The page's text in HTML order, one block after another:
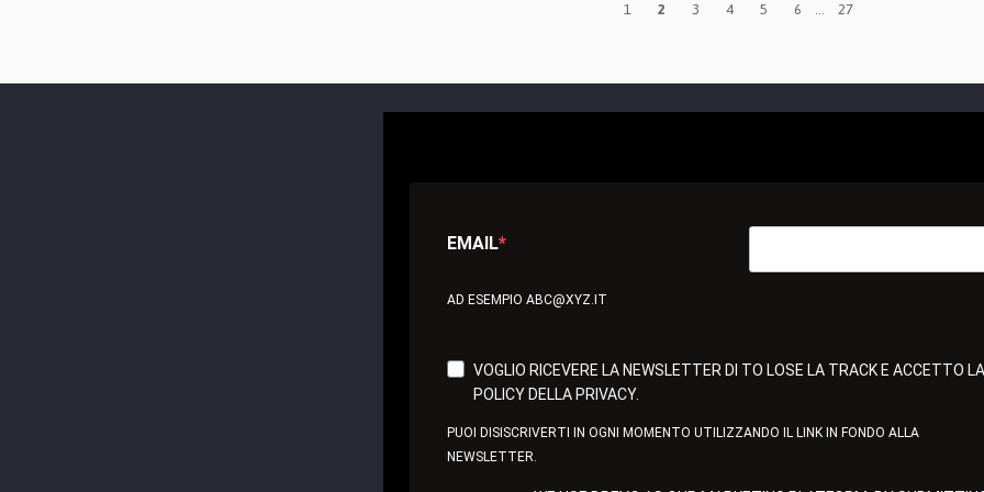
1 2 3 4 5 6 27
EMAIL
AD ESEMPIO ABC@XYZ.IT
VOGLIO RICEVERE LA NEWSLETTER DI TO LOSE LA TRACK E ACCETTO LA
POLICY DELLA PRIVACY.
PUOI DISISCRIVERTI IN OGNI MOMENTO UTILIZZANDO IL LINK IN FONDO ALLA
NEWSLETTER.